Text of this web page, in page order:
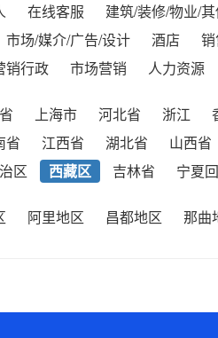
在线客服 建筑/装修/物业/
市场/媒介/广告/设计 酒店
销行政 市场营销 人力资源
上海市 河北省 浙江
省 江西省 湖北省 山西省
区 西藏区 吉林省 宁夏
阿里地区 昌都地区 那曲